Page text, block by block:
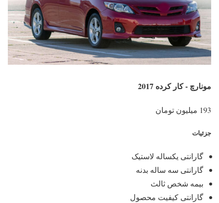
مونارچ - کار کرده 2017
193 میلیون تومان
جزئیات
گارانتی یکساله لاستیک
گارانتی سه ساله بدنه
بیمه شخص ثالث
گارانتی کیفیت محصول